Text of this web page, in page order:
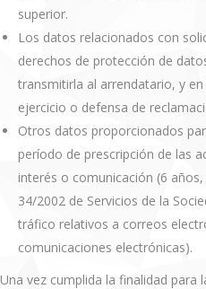
superior.
Los datos relacionados con
derechos de protección de
transmitirla al arrendatario, y
ejercicio o defensa de
Otros datos proporcionados
período de prescripción de las
interés o comunicación (6
34/2002 de Servicios de la
tráfico relativos a correos
comunicaciones electrónicas).
Una vez cumplida la finalidad